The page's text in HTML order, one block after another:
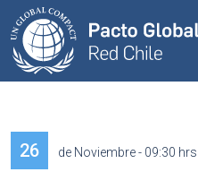
26 de Noviembre - 09:30 hrs